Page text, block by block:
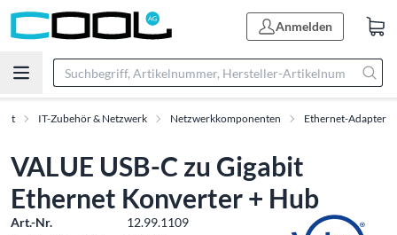
Anmelden
IT-Zubehör & Netzwerk Netzwerkkomponenten Ethernet-Adapter
VALUE USB-C zu Gigabit
Ethernet Konverter + Hub
Art.-Nr.
12.99.1109